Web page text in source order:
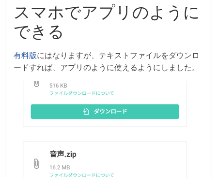
スマホでアプリのように
できる
有料版にはなりますが、テキストファイルをダウンロ
ードすれば、アプリのように使えるようにしました。